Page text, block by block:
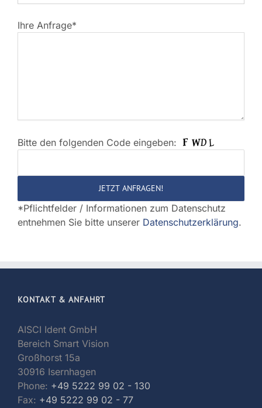
Ihre Anfrage*
Bitte
Feld
leer.
Bitte den folgenden Code eingeben:
*Pflichtfelder / Informationen zum Datenschutz
entnehmen Sie bitte unserer Datenschutzerklärung.
KONTAKT & ANFAHRT
AISCI Ident GmbH
Bereich Smart Vision
Großhorst 15a
30916 Isernhagen
Phone: +49 5222 99 02 - 130
Fax: +49 5222 99 02 - 77